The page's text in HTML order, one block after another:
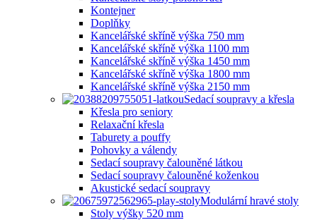
Kontejner
Doplňky
Kancelářské skříně výška 750 mm
Kancelářské skříně výška 1100 mm
Kancelářské skříně výška 1450 mm
Kancelářské skříně výška 1800 mm
Kancelářské skříně výška 2150 mm
Sedací soupravy a křesla
Křesla pro seniory
Relaxační křesla
Taburety a pouffy
Pohovky a válendy
Sedací soupravy čalouněné látkou
Sedací soupravy čalouněné koženkou
Akustické sedací soupravy
Modulární hravé stoly
Stoly výšky 520 mm